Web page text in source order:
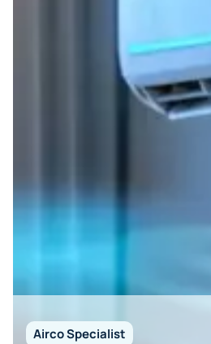
Wat zijn de
We bieden verschillende
betaling per bankoverschrijving,
factuur. Als u specifieke vragen
dan gerust contact met ons op.
belangrijke installatie, kunt u direct
opnemen via ons spoednummer.
snel bij u langs kunnen komen om
Airco Specialist